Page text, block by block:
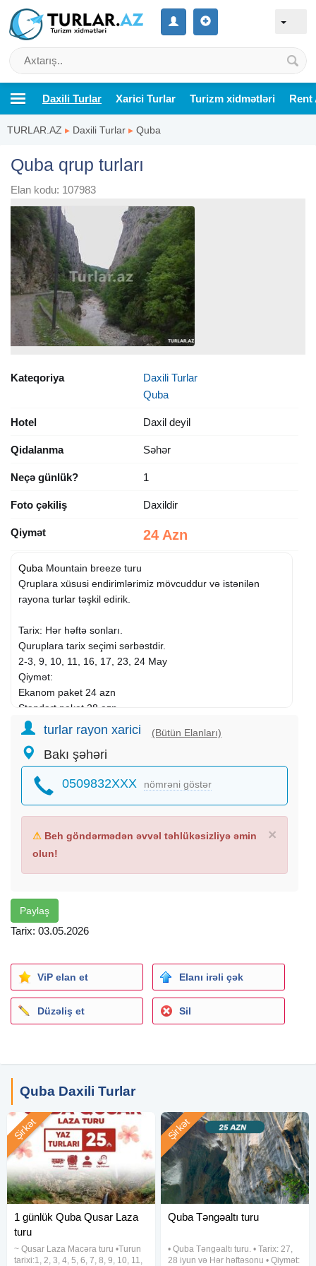
Daxili Turlar Xarici Turlar Turizm xidmətləri Rent
TURLAR.AZ ▸ Daxili Turlar ▸ Quba
Quba qrup turları
Elan kodu: 107983
Kateqoriya
Daxili Turlar
Quba
Hotel Daxil deyil
Qidalanma Səhər
Neçə günlük? 1
Foto çəkiliş Daxildir
Qiymət 24 Azn
Quba Mountain breeze turu
Qruplara xüsusi endirimlərimiz mövcuddur və istənilən
rayona turlar təşkil edirik.
Tarix: Hər həftə sonları.
Quruplara tarix seçimi sərbəstdir.
2-3, 9, 10, 11, 16, 17, 23, 24 May
Qiymət:
Ekanom paket 24 azn
Standart paket 28 azn
Qiymətə daxildir:
Nəqliyyat xidməti
Ekskursiyalar
Səhər yeməyi (Standart Paketdə)
Axşam qayıdışda Çay Süfrəsi
Tur rəhbəri
Yolboyu əyləncəli oyunlar və turun aktiv iştirakçısına
növbəti tura 25 % endirim
• Mountain breeze
• Qimilqazma yaylasi
Qeyd:
• Nahar yeməyi qiymətə daxil deyil.
• 0-5 yaş uşaqlar ödənişsiz (avtobusda yer verilməzsə) 5
yaşdan yuxarı tam ödəniş.
• Turun müddətinə 1 gün qalmış rezervasiya ləğv olunmur,
Toplanış: 06:30 - 07:00 Gənclik m/s Caspian Shoppingin
dayancağında
• Çıxış: 07:00-07:15
• Bakıya qayıdış: 22:00-22:30
Ətraflı məlumat və qeydiyyatdan keçmək üçün:
Tel:
turlar rayon xarici (Bütün Elanları)
Bakı şəhəri
0509832XXX nömrəni göstər
×
⚠ Beh göndərmədən əvvəl təhlükəsizliyə əmin
olun!
Paylaş
Tarix: 03.05.2026
ViP elan et Elanı irəli çək
Düzəliş et Sil
Quba Daxili Turlar
1 günlük Quba Qusar Laza
turu
~ Qusar Laza Macəra turu •Turun
tarixi:1, 2, 3, 4, 5, 6, 7, 8, 9, 10, 11,
Şirkət
Quba Təngəaltı turu
• Quba Təngəaltı turu. • Tarix: 27,
28 iyun və Hər həftəsonu • Qiymət:
Şirkət